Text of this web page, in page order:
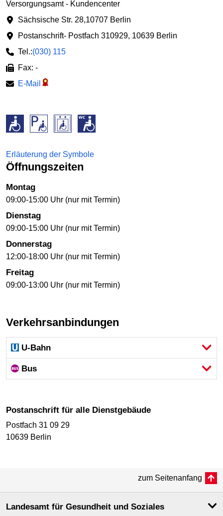
Versorgungsamt - Kundencenter
Sächsische Str. 28,10707 Berlin
Postanschrift- Postfach 310929, 10639 Berlin
Tel.:(030) 115
Fax: -
E-Mail
Erläuterung der Symbole
Öffnungszeiten
Montag
09:00-15:00 Uhr (nur mit Termin)
Dienstag
09:00-15:00 Uhr (nur mit Termin)
Donnerstag
12:00-18:00 Uhr (nur mit Termin)
Freitag
09:00-13:00 Uhr (nur mit Termin)
Verkehrsanbindungen
U-Bahn
Bus
Postanschrift für alle Dienstgebäude
Postfach 31 09 29
10639 Berlin
zum Seitenanfang
Landesamt für Gesundheit und Soziales